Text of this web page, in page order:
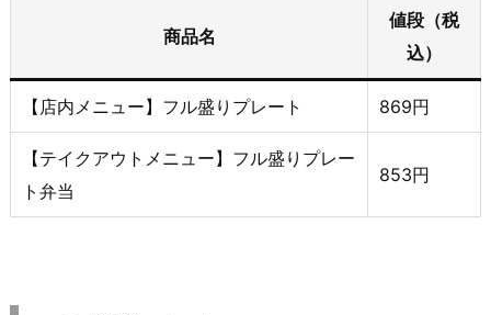
商品名
値段（税
込）
【店内メニュー】フル盛りプレート 869円
【テイクアウトメニュー】フル盛りプレー
ト弁当
853円